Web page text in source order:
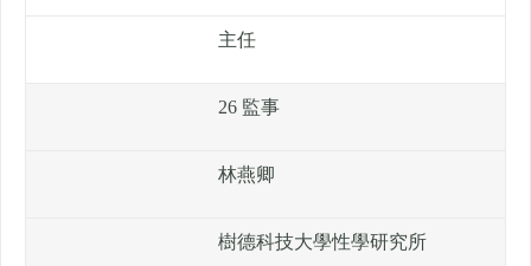
主任
26 監事
林燕卿
樹德科技大學性學研究所